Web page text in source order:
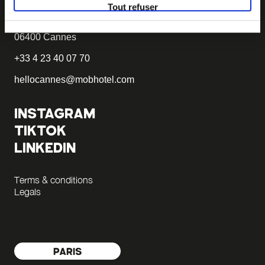
Tout refuser
MOB HOTEL CANNES
06400 Cannes
+33 4 23 40 07 70
hellocannes@mobhotel.com
INSTAGRAM
TIKTOK
LINKEDIN
Terms & conditions
Legals
PARIS